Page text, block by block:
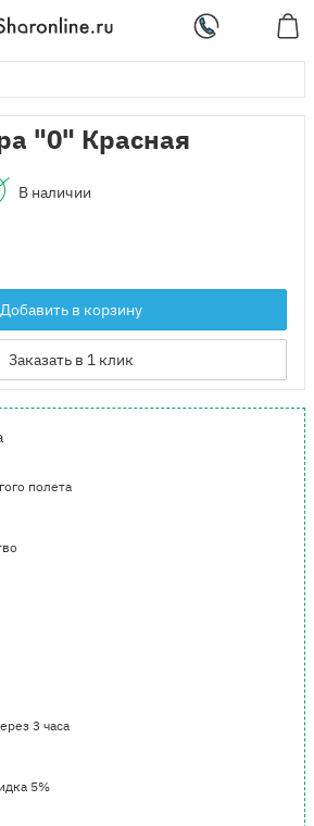
"0" Красная
В наличии
Добавить в корзину
Заказать в 1 клик
полета
3 часа
5%